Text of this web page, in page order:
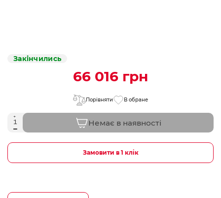
Закінчились
66 016 грн
Порівняти В обране
Немає в наявності
Замовити в 1 клік